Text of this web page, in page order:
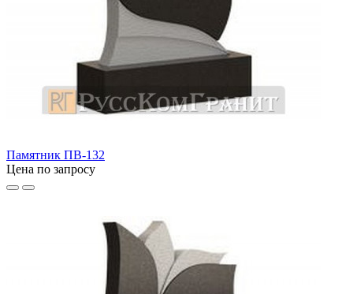
Памятник ПВ-132
Цена по запросу